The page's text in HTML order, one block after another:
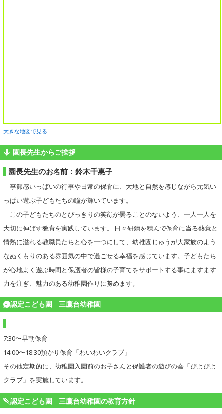
大きな地図で見る
園長先生からご挨拶
園長先生のお名前：鈴木千惠子
季節感いっぱいの行事や日常の保育に、大地と自然を感じながら元気い
っぱい遊ぶ子どもたちの瞳が輝いています。
この子どもたちのとびっきりの笑顔が曇ることのないよう、一人一人を
大切に伸ばす教育を実践しています。 日々研鑚を積んで保育に当る熱意と
情熱に溢れる教職員たちと心を一つにして、幼稚園じゅうが大家族のよう
なぬくもりのある雰囲気の中で過ごせる幸福を感じています。子どもたち
が心地よく遊ぶ時間と保護者の皆様の子育てをサポートする事にますます
力を注ぎ、魅力のある幼稚園作りに努めます。
認定こども園 三鷹台幼稚園
7:30〜早朝保育
14:00〜18:30預かり保育「わいわいクラブ」
その他定期的に、幼稚園入園前のお子さんと保護者の遊びの会「ぴよぴよ
クラブ」を実施しています。
認定こども園 三鷹台幼稚園の教育方針